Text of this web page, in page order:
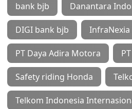
bank bjb Danantara
DIGI bank bjb InfraNexia
PT Daya Adira Motora
Safety riding Honda
Telkom Indonesia